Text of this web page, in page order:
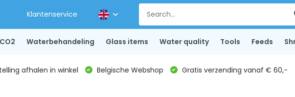
Klantenservice
CO2 Waterbehandeling Glass items Water quality Tools Feeds
afhalen in winkel Belgische Webshop Gratis verzending vanaf € 60,-